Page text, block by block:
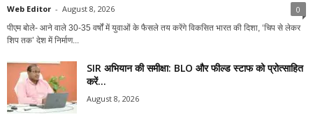
Web Editor - August 8, 2026 0
पीएम बोले- आने वाले 30-35 वर्षों में युवाओं के फैसले तय करेंगे विकसित भारत की दिशा, ‘चिप से लेकर
शिप तक’ देश में निर्माण...
SIR अभियान की समीक्षा: BLO और फील्ड स्टाफ को प्रोत्साहित
करें...
August 8, 2026